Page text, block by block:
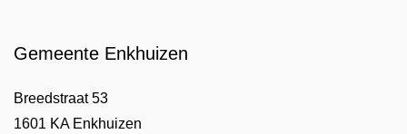
Gemeente Enkhuizen
Breedstraat 53
1601 KA Enkhuizen